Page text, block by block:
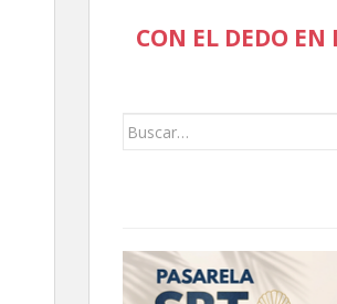
CON EL DEDO EN
Buscar: